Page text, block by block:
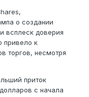
о создании
всплеск доверия
привело к
торгов, несмотря
приток
с начала